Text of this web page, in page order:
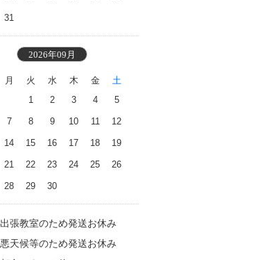
31
2026年09月
月 火 水 木 金
土
1
2 3 4 5
7 8 9 10 11 12
14 15 16 17 18 19
21 22 23 24 25 26
28 29 30
出張教室のため発送お休み
悪天候等のため発送お休み